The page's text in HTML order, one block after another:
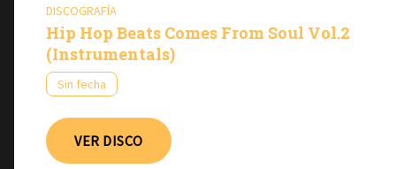
DISCOGRAFÍA
Hip Hop Beats Comes From Soul Vol​.​2
(Instrumentals)
Sin fecha
VER DISCO